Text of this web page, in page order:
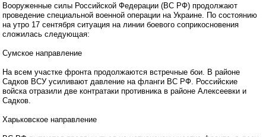
Вооруженные силы Российской Федерации (ВС РФ) продолжают
проведение специальной военной операции на Украине. По состоянию
на утро 17 сентября ситуация на линии боевого соприкосновения
сложилась следующая:
Сумское направление
На всем участке фронта продолжаются встречные бои. В районе
Садков ВСУ усиливают давление на фланги ВС РФ. Российские
войска отразили две контратаки противника в районе Алексеевки и
Садков.
Харьковское направление